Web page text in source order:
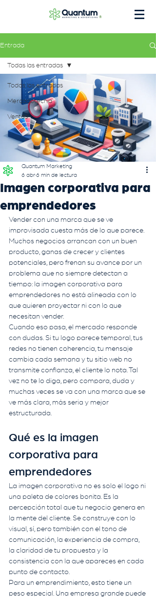
®
Entrada
Todas las entradas
Mercadotecnia
Ventas
Todas las entradas
Imagen corporativa para
emprendedores
Quantum Marketing
6 abr6 min de lectura
Vender con una marca que se ve
improvisada cuesta más de lo que parece.
Muchos negocios arrancan con un buen
producto, ganas de crecer y clientes
potenciales, pero frenan su avance por un
problema que no siempre detectan a
tiempo: la imagen corporativa para
emprendedores no está alineada con lo
que quieren proyectar ni con lo que
necesitan vender.
Cuando eso pasa, el mercado responde
con dudas. Si tu logo parece temporal, tus
redes no tienen coherencia, tu mensaje
cambia cada semana y tu sitio web no
transmite confianza, el cliente lo nota. Tal
vez no te lo diga, pero compara, duda y
muchas veces se va con una marca que se
ve más clara, más seria y mejor
estructurada.
Qué es la imagen
corporativa para
emprendedores
La imagen corporativa no es solo el logo ni
una paleta de colores bonita. Es la
percepción total que tu negocio genera en
la mente del cliente. Se construye con lo
visual, sí, pero también con el tono de
comunicación, la experiencia de compra,
la claridad de tu propuesta y la
consistencia con la que apareces en cada
punto de contacto.
Para un emprendimiento, esto tiene un
peso especial. Una empresa grande puede